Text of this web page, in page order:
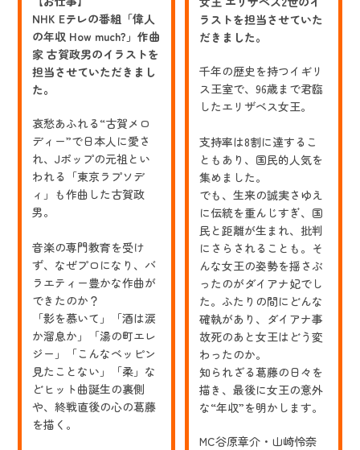
NHK Eテレの番組「偉人
の年収 How much?」作曲
家 古賀政男のイラストを
担当させていただきまし
た。
哀愁あふれる“古賀メロ
ディー”で日本人に愛さ
れ、Jポップの元祖とい
われる「東京ラプソデ
ィ」も作曲した古賀政
男。
音楽の専門教育を受け
ず、なぜプロになり、バ
ラエティー豊かな作曲が
できたのか？
「影を慕いて」「酒は涙
か溜息か」「湯の町エレ
ジー」「こんなベッピン
見たことない」「柔」な
どヒット曲誕生の裏側
や、終戦直後の心の葛藤
を描く。
ラストを担当させていた
だきました。
千年の歴史を持つイギリ
ス王室で、96歳まで君臨
したエリザベス女王。
支持率は8割に達するこ
ともあり、国民的人気を
集めました。
でも、生来の誠実さゆえ
に伝統を重んじすぎ、国
民と距離が生まれ、批判
にさらされることも。そ
んな女王の姿勢を揺さぶ
ったのがダイアナ妃でし
た。ふたりの間にどんな
確執があり、ダイアナ事
故死のあと女王はどう変
わったのか。
知られざる葛藤の日々を
描き、最後に女王の意外
な“年収”を明かします。
MC谷原章介・山崎怜奈